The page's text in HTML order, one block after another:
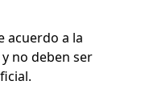
acuerdo a la
no deben ser